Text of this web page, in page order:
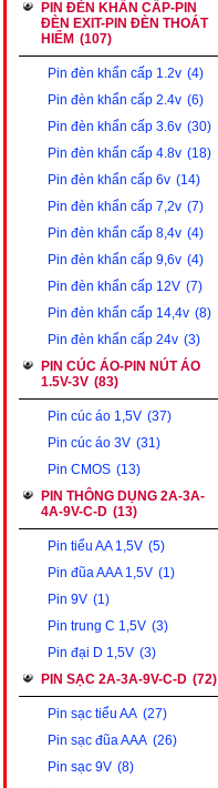
PIN ĐÈN KHẨN CẤP-PIN
ĐÈN EXIT-PIN ĐÈN THOÁT
HIỂM (107)
Pin đèn khẩn cấp 1.2v (4)
Pin đèn khẩn cấp 2.4v (6)
Pin đèn khẩn cấp 3.6v (30)
Pin đèn khẩn cấp 4.8v (18)
Pin đèn khẩn cấp 6v (14)
Pin đèn khẩn cấp 7,2v (7)
Pin đèn khẩn cấp 8,4v (4)
Pin đèn khẩn cấp 9,6v (4)
Pin đèn khẩn cấp 12V (7)
Pin đèn khẩn cấp 14,4v (8)
Pin đèn khẩn cấp 24v (3)
PIN CÚC ÁO-PIN NÚT ÁO
1.5V-3V (83)
Pin cúc áo 1,5V (37)
Pin cúc áo 3V (31)
Pin CMOS (13)
PIN THÔNG DỤNG 2A-3A-
4A-9V-C-D (13)
Pin tiểu AA 1,5V (5)
Pin đũa AAA 1,5V (1)
Pin 9V (1)
Pin trung C 1,5V (3)
Pin đại D 1,5V (3)
PIN SẠC 2A-3A-9V-C-D (72)
Pin sạc tiểu AA (27)
Pin sạc đũa AAA (26)
Pin sạc 9V (8)